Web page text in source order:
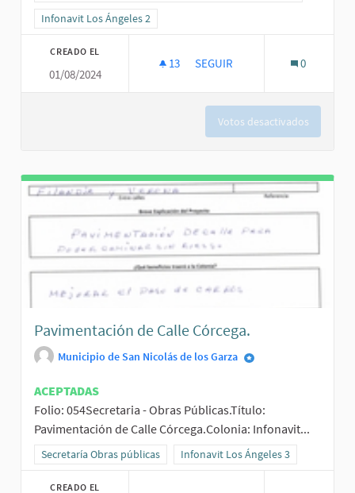
Resultados al filtrar por el ámbito: Infonavit Los Ángeles 2
Infonavit Los Ángeles 2
CREADO EL
01/08/2024
13 13 SEGUIDORAS
SEGUIR 0
Votos desactivados
Pavimentación de Calle Córcega.
Municipio de San Nicolás de los Garza
ACEPTADAS
Folio: 054Secretaria - Obras Públicas.Título:
Pavimentación de Calle Córcega.Colonia: Infonavit...
Resultados al filtrar por la categoría: Secretaría Obras públicas
Secretaría Obras públicas Resultados al filtrar por el ámbito:
Infonavit Los Ángeles 3
CREADO EL